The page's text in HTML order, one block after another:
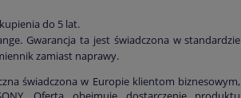
do 5 lat.
Gwarancja ta jest świadczona w standardzie
zamiast naprawy.
świadczona w Europie klientom biznesowym,